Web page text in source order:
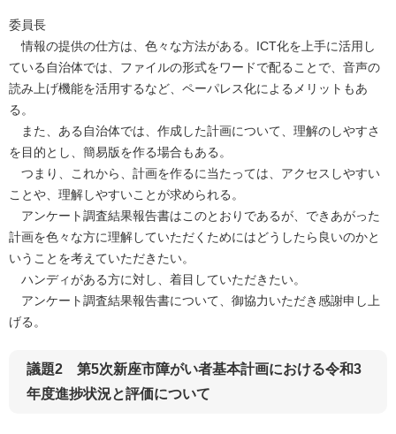
委員長
情報の提供の仕方は、色々な方法がある。ICT化を上手に活用し
ている自治体では、ファイルの形式をワードで配ることで、音声の
読み上げ機能を活用するなど、ペーパレス化によるメリットもあ
る。
また、ある自治体では、作成した計画について、理解のしやすさ
を目的とし、簡易版を作る場合もある。
つまり、これから、計画を作るに当たっては、アクセスしやすい
ことや、理解しやすいことが求められる。
アンケート調査結果報告書はこのとおりであるが、できあがった
計画を色々な方に理解していただくためにはどうしたら良いのかと
いうことを考えていただきたい。
ハンディがある方に対し、着目していただきたい。
アンケート調査結果報告書について、御協力いただき感謝申し上
げる。​
議題2 第5次新座市障がい者基本計画における令和3
年度進捗状況と評価について